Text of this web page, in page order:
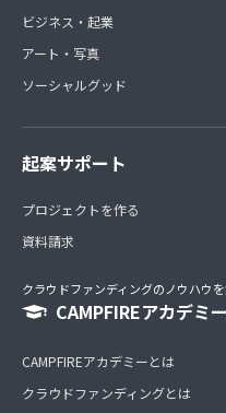
ビジネス・起業
アート・写真
ソーシャルグッド
起案サポート
プロジェクトを作る
資料請求
クラウドファンディングのノウハウ
CAMPFIREアカデミー
CAMPFIREアカデミーとは
クラウドファンディングとは